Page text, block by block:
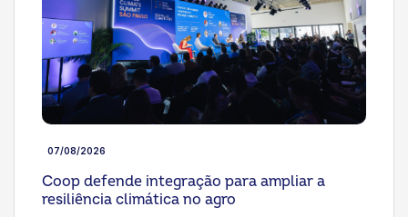
07/08/2026
Coop defende integração para ampliar a
resiliência climática no agro